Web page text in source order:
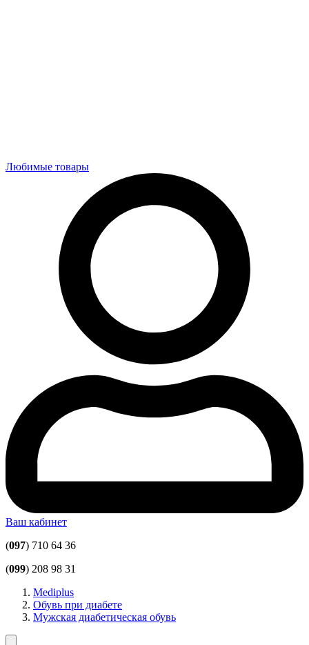
Любимые товары
Ваш кабинет
(097) 710 64 36
(099) 208 98 31
Mediplus
Обувь при диабете
Мужская диабетическая обувь